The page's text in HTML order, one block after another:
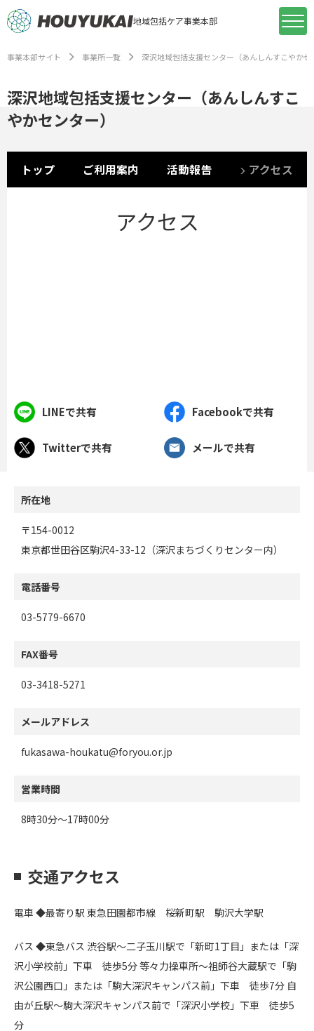
地域包括ケア事業本部
事業本部サイト 事業所一覧 深沢地域包括支援センター（あんしんすこやかセ
深沢地域包括支援センター（あんしんすこ
やかセンター）
トップ ご利用案内 活動報告 アクセス
アクセス
LINEで共有 Facebookで共有
Twitterで共有 メールで共有
所在地
〒154-0012
東京都世田谷区駒沢4-33-12（深沢まちづくりセンター内）
電話番号
03-5779-6670
FAX番号
03-3418-5271
メールアドレス
fukasawa-houkatu@foryou.or.jp
営業時間
8時30分～17時00分
交通アクセス
電車 ◆最寄り駅 東急田園都市線 桜新町駅 駒沢大学駅
バス ◆東急バス 渋谷駅～二子玉川駅で「新町1丁目」または「深
沢小学校前」下車 徒歩5分 等々力操車所～祖師谷大蔵駅で「駒
沢公園西口」または「駒大深沢キャンパス前」下車 徒歩7分 自
由が丘駅～駒大深沢キャンパス前で「深沢小学校」下車 徒歩5
分